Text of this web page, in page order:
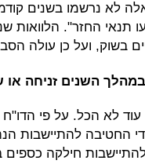
לא נרשמו בשנים
תנאי החזר". הלוואות
בשוק, ועל כן עולה
השנים זניחה או
לא הכל. על פי הדו"ח
החטיבה להתיישבות
חילקה כספים